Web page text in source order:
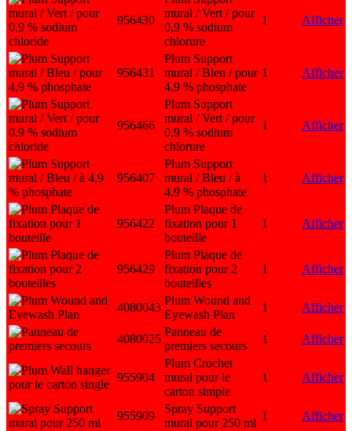
956430
mural / Vert / pour
0,9 % sodium
chlorure
1 Afficher
956431
Plum Support
mural / Bleu / pour
4,9 % phosphate
1 Afficher
956466
Plum Support
mural / Vert / pour
0,9 % sodium
chlorure
1 Afficher
956407
Plum Support
mural / Bleu / à
4,9 % phosphate
1 Afficher
956422
Plum Plaque de
fixation pour 1
bouteille
1 Afficher
956429
Plum Plaque de
fixation pour 2
bouteilles
1 Afficher
4080043
Plum Wound and
Eyewash Plan
1 Afficher
4080025
Panneau de
premiers secours
1 Afficher
955904
Plum Crochet
mural pour le
carton simple
1 Afficher
955909
Spray Support
mural pour 250 ml
1 Afficher